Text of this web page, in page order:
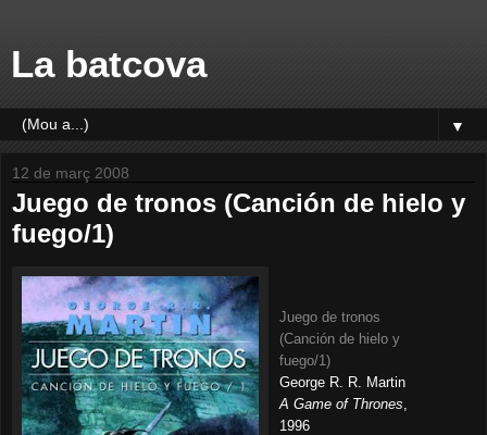
La batcova
▼
12 de març 2008
Juego de tronos (Canción de hielo y
fuego/1)
Juego de tronos
(Canción de hielo y
fuego/1)
George R. R. Martin
A Game of Thrones
1996